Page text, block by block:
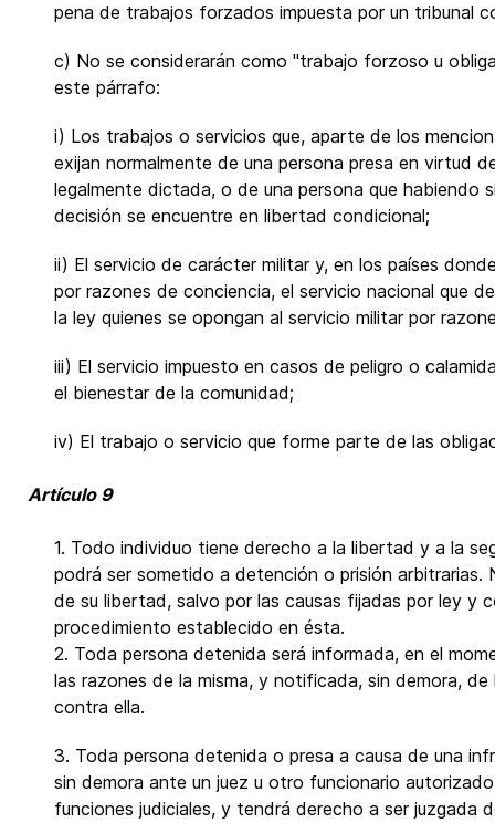
pena de trabajos forzados impuesta por un tribunal
c) No se considerarán como "trabajo forzoso u
este párrafo:
i) Los trabajos o servicios que, aparte de los
exijan normalmente de una persona presa en virtud
legalmente dictada, o de una persona que habiendo
decisión se encuentre en libertad condicional;
ii) El servicio de carácter militar y, en los países
por razones de conciencia, el servicio nacional que
la ley quienes se opongan al servicio militar por
iii) El servicio impuesto en casos de peligro o
el bienestar de la comunidad;
iv) El trabajo o servicio que forme parte de las
Artículo 9
1. Todo individuo tiene derecho a la libertad y a la
podrá ser sometido a detención o prisión arbitrarias.
de su libertad, salvo por las causas fijadas por ley y
procedimiento establecido en ésta.
2. Toda persona detenida será informada, en el
las razones de la misma, y notificada, sin demora,
contra ella.
3. Toda persona detenida o presa a causa de una
sin demora ante un juez u otro funcionario
funciones judiciales, y tendrá derecho a ser juzgada